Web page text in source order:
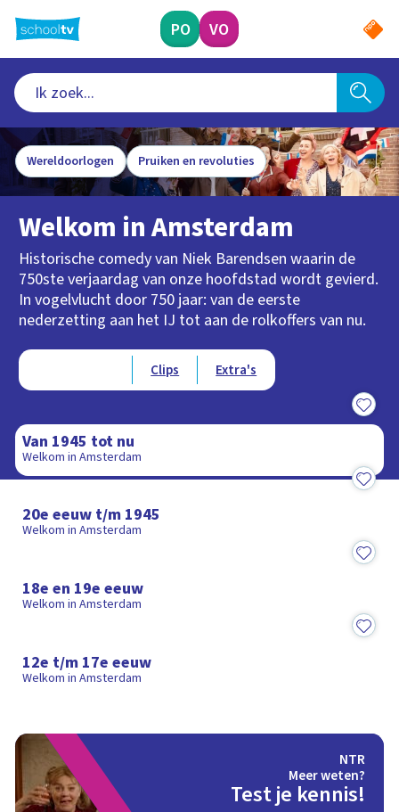
naar
hoofdinhoud
PO VO
Wereldoorlogen Pruiken en revoluties
Welkom in Amsterdam
Historische comedy van Niek Barendsen waarin de
750ste verjaardag van onze hoofdstad wordt gevierd.
In vogelvlucht door 750 jaar: van de eerste
nederzetting aan het IJ tot aan de rolkoffers van nu.
Type videos
Clips Extra's
Van 1945 tot nu
Welkom in Amsterdam
20e eeuw t/m 1945
Welkom in Amsterdam
25:25
18e en 19e eeuw
Welkom in Amsterdam
12e t/m 17e eeuw
Welkom in Amsterdam
NTR
Meer weten?
Test je kennis!